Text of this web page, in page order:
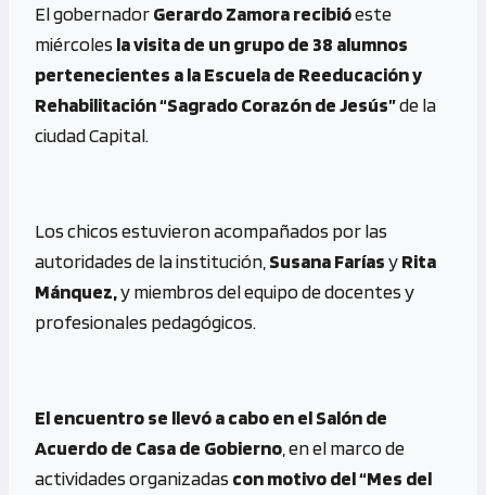
b
o
o
k
se
n
g
er
py
Li
n
gr
a
m
at
s
A
El gobernadorGerardo Zamorarecibióeste
miércoles la visita de un grupo de 38 alumnos
pertenecientes a la Escuela de Reeducación y
Rehabilitación “Sagrado Corazón de Jesús”de la
ciudad Capital.
Los chicos estuvieron acompañados por las
autoridades de la institución, Susana FaríasyRita
Mánquez,y miembros del equipo de docentes y
profesionales pedagógicos.
El encuentro se llevó a cabo en el Salón de
Acuerdo de Casa de Gobierno , en el marco de
actividades organizadas con motivo del “Mes del